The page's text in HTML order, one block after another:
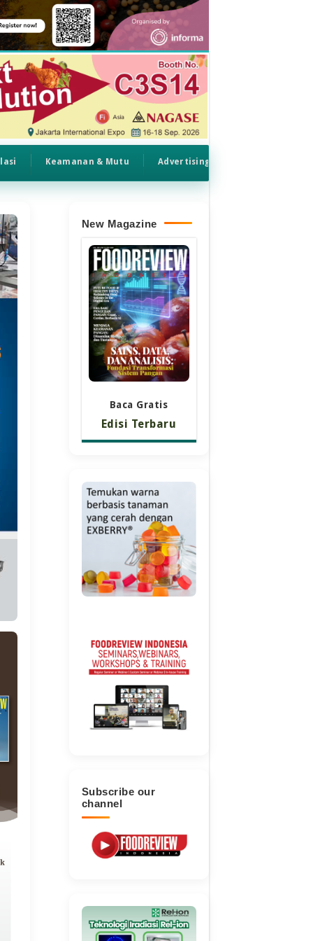
Keamanan & Mutu Advertising
New Magazine
Baca Gratis
Edisi Terbaru
Subscribe our
channel